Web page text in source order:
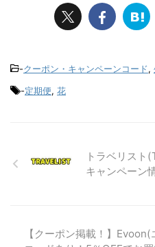
-クーポン・キャンペーンコード,
-定期便, 花
トラベリスト
キャンペーン
【クーポン掲載！】